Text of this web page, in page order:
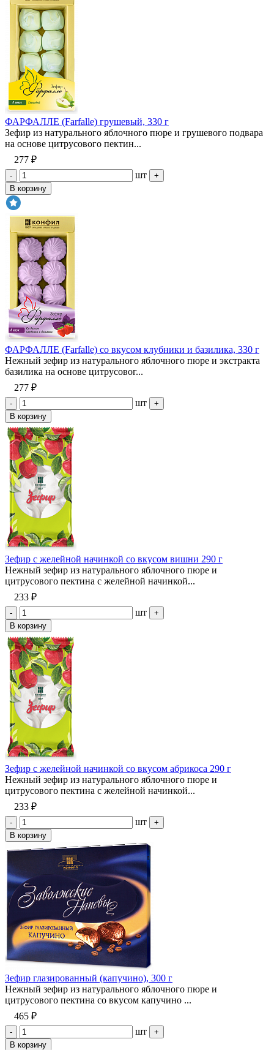
ФАРФАЛЛЕ (Farfalle) грушевый, 330 г
Зефир из натурального яблочного пюре и грушевого подвара
на основе цитрусового пектин...
277 ₽
- шт
+
В корзину
ФАРФАЛЛЕ (Farfalle) со вкусом клубники и базилика, 330 г
Нежный зефир из натурального яблочного пюре и экстракта
базилика на основе цитрусовог...
277 ₽
- шт
+
В корзину
Зефир с желейной начинкой со вкусом вишни 290 г
Нежный зефир из натурального яблочного пюре и
цитрусового пектина с желейной начинкой...
233 ₽
- шт
+
В корзину
Зефир с желейной начинкой со вкусом абрикоса 290 г
Нежный зефир из натурального яблочного пюре и
цитрусового пектина с желейной начинкой...
233 ₽
- шт
+
В корзину
Зефир глазированный (капучино), 300 г
Нежный зефир из натурального яблочного пюре и
цитрусового пектина со вкусом капучино ...
465 ₽
- шт
+
В корзину